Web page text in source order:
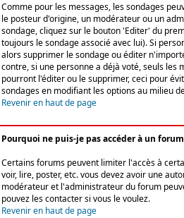
Comme pour les messages, les sondages
le posteur d'origine, un modérateur ou un
sondage, cliquez sur le bouton 'Editer' du
toujours le sondage associé avec lui). Si
alors supprimer le sondage ou éditer
contre, si une personne a déjà voté, seuls
pourront l'éditer ou le supprimer, ceci pour
sondages en modifiant les options au milieu
Revenir en haut de page
Pourquoi ne puis-je pas accéder à un
Certains forums peuvent limiter l'accès à
voir, lire, poster, etc. vous devez avoir une
modérateur et l'administrateur du forum
pouvez les contacter si vous le voulez.
Revenir en haut de page